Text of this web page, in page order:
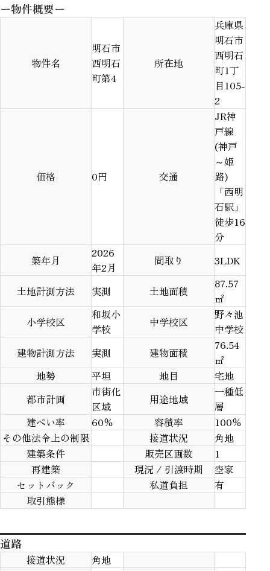
ー物件概要ー
物件名
明石市
西明石
町第4
所在地
兵庫県
明石市
西明石
町1丁
目105-
2
価格 0円 交通
JR神
戸線
(神戸
～姫
路)
「西明
石駅」
徒歩16
分
築年月
2026
年2月
間取り 3LDK
土地計測方法 実測 土地面積
87.57
㎡
小学校区
和坂小
学校
中学校区
野々池
中学校
建物計測方法
実測 建物面積
76.54
㎡
地勢
平坦 地目
宅地
都市計画
市街化
区域
用途地域
一種低
層
建ぺい率
60％ 容積率
100％
その他法令上の制限
接道状況
角地
建築条件
販売区画数
1
再建築
現況 / 引渡時期
空家
セットバック
私道負担
有
取引態様
道路
接道状況
角地